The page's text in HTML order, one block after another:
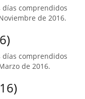
días comprendidos
de 2016.
días comprendidos
de 2016.